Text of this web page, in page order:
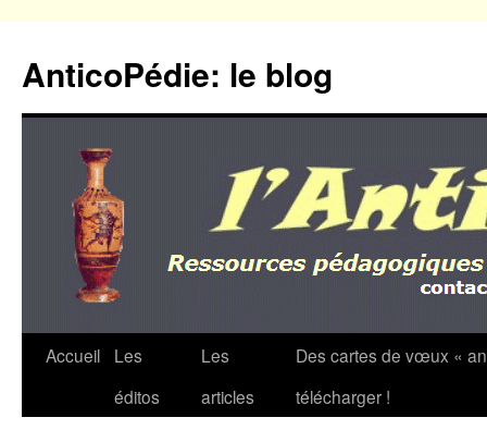
contenu
AnticoPédie: le blog
Accueil
Les
éditos
Les
articles
Des cartes de vœux «
télécharger !